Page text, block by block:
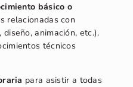
básico o
relacionadas con
animación, etc.).
técnicos
para asistir a todas